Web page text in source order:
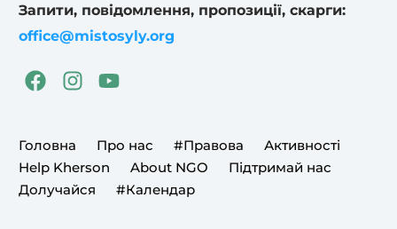
Запити, повідомлення, пропозиції, скарги:
office@mistosyly.org
F
a
e
b
o
o
I
n
t
a
g
r
Y
o
t
u
b
e
Головна Про нас #Правова
Активності
Help Kherson
About NGO
Підтримай нас
Долучайся
#Календар